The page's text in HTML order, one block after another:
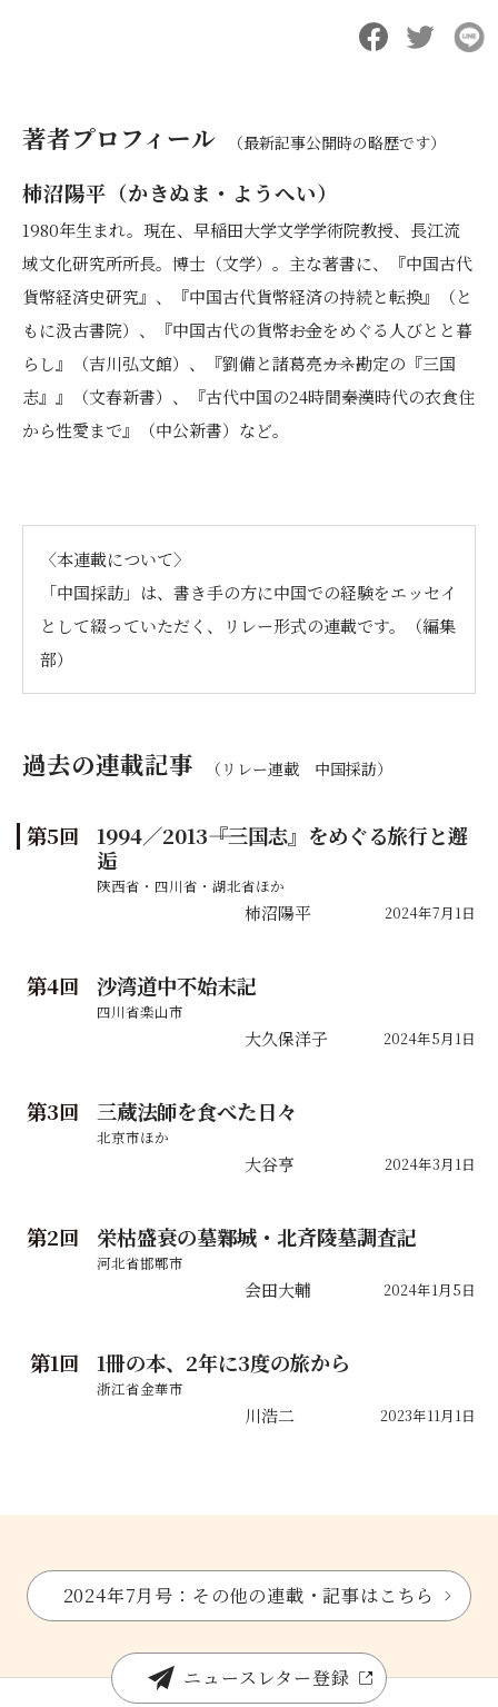
著者プロフィール （最新記事公開時の略歴です）
柿沼陽平（かきぬま・ようへい）
1980年生まれ。現在、早稲田大学文学学術院教授、長江流
域文化研究所所長。博士（文学）。主な著書に、『中国古代
貨幣経済史研究』、『中国古代貨幣経済の持続と転換』（と
もに汲古書院）、『中国古代の貨幣――お金をめぐる人びとと暮
らし』（吉川弘文館）、『劉備と諸葛亮――カネ勘定の『三国
志』』（文春新書）、『古代中国の24時間――秦漢時代の衣食住
から性愛まで』（中公新書）など。
〈本連載について〉
「中国採訪」は、書き手の方に中国での経験をエッセイ
として綴っていただく、リレー形式の連載です。（編集
部）
過去の連載記事 （リレー連載 中国採訪）
5
1994／2013――『三国志』をめぐる旅行と邂
逅
陝西省・四川省・湖北省ほか
柿沼陽平 2024年7月1日
4 沙湾道中不始末記
四川省楽山市
大久保洋子 2024年5月1日
3 三蔵法師を食べた日々
北京市ほか
大谷亨 2024年3月1日
2 栄枯盛衰の墓――鄴城・北斉陵墓調査記
河北省邯鄲市
会田大輔 2024年1月5日
1 1冊の本、2年に3度の旅から
浙江省金華市
川浩二 2023年11月1日
2024年7月号：その他の連載・記事はこちら
ニュースレター登録